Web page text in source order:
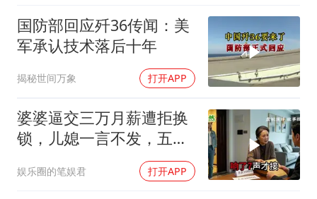
国防部回应歼36传闻：美
军承认技术落后十年
揭秘世间万象 打开APP
婆婆逼交三万月薪遭拒换
锁，儿媳一言不发，五天
娱乐圈的笔娱君 打开APP